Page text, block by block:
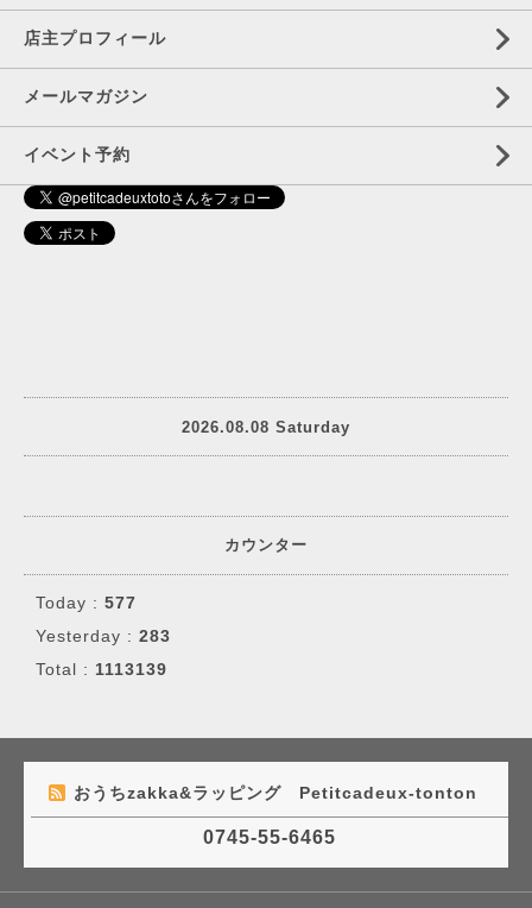
店主プロフィール
メールマガジン
イベント予約
2026.08.08 Saturday
カウンター
Today : 577
Yesterday : 283
Total : 1113139
おうちzakka&ラッピング Petitcadeux-tonton
0745-55-6465